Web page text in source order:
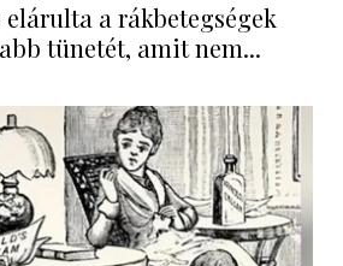
elárulta a rákbetegségek
tünetét, amit nem...